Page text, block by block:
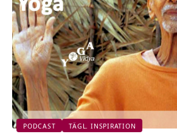
PODCAST TÄGL. INSPIRATION